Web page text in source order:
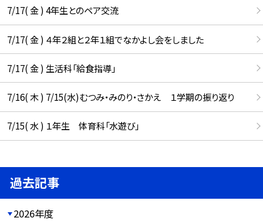
7/17( 金 ) 4年生とのペア交流
7/17( 金 ) ４年２組と２年１組でなかよし会をしました
7/17( 金 ) 生活科「給食指導」
7/16( 木 ) 7/15(水)むつみ・みのり・さかえ １学期の振り返り
7/15( 水 ) １年生 体育科「水遊び」
過去記事
2026年度